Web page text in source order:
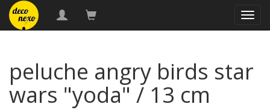
peluche angry birds star
wars "yoda" / 13 cm